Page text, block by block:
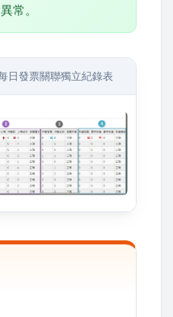
常。
日發票關聯獨立紀錄表